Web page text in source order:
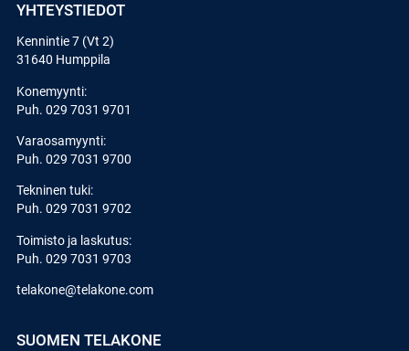
YHTEYSTIEDOT
Kennintie 7 (Vt 2)
31640 Humppila
Konemyynti:
Puh. 029 7031 9701
Varaosamyynti:
Puh. 029 7031 9700
Tekninen tuki:
Puh. 029 7031 9702
Toimisto ja laskutus:
Puh. 029 7031 9703
telakone@telakone.com
SUOMEN TELAKONE